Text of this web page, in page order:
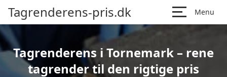
Tagrenderens-pris.dk Menu
Tagrenderens i Tornemark – rene
tagrender til den rigtige pris